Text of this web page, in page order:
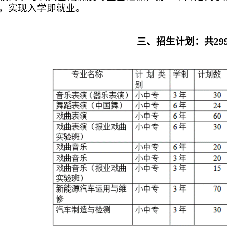
实现入学即就业。
三、招生计划：共